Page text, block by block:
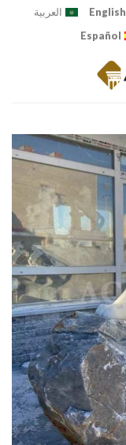
English
العربية
Español